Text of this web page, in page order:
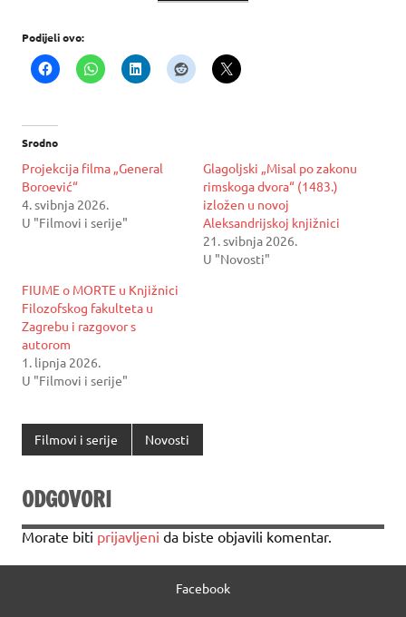
Podijeli ovo:
Srodno
Projekcija filma „General
Boroević“
4. svibnja 2026.
U "Filmovi i serije"
Glagoljski „Misal po zakonu
rimskoga dvora“ (1483.)
izložen u novoj
Aleksandrijskoj knjižnici
21. svibnja 2026.
U "Novosti"
FIUME o MORTE u Knjižnici
Filozofskog fakulteta u
Zagrebu i razgovor s
autorom
1. lipnja 2026.
U "Filmovi i serije"
Filmovi i serije Novosti
ODGOVORI
Morate biti prijavljeni da biste objavili komentar.
Facebook